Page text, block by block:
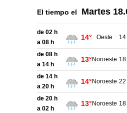
El tiempo el Martes
de 02 h
a 08 h
14° Oeste 14
de 08 h
a 14 h
13°Noroeste 18
de 14 h
a 20 h
14°Noroeste 22
de 20 h
a 02 h
13°Noroeste 18